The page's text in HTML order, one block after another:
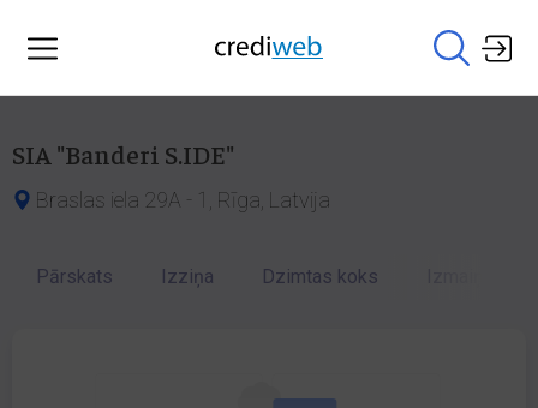
SIA "Banderi S.IDE"
Braslas iela 29A - 1, Rīga, Latvija
Pārskats Izziņa Dzimtas koks